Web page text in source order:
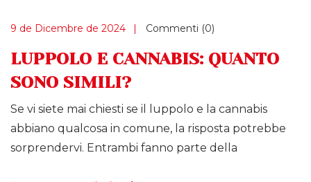
9 de Dicembre de 2024 Commenti (0)
LUPPOLO E CANNABIS: QUANTO
SONO SIMILI?
Se vi siete mai chiesti se il luppolo e la cannabis
abbiano qualcosa in comune, la risposta potrebbe
sorprendervi. Entrambi fanno parte della